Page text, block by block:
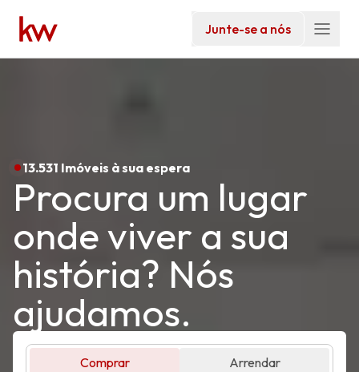
Junte-se a nós
13.531 Imóveis à sua espera
Procura um lugar
onde viver a sua
história? Nós
ajudamos.
Comprar Arrendar